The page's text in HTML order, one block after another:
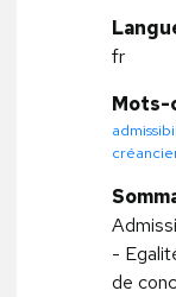
fr
Mots-
-
de